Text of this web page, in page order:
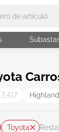
2,417
Toyota